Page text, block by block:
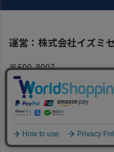
運営：株式会社イズミ
〒600-8007
京都市下京区四条通東洞院
日本生命四条ビル7階
※株式会社イズミセは、リ
【 受 付 】10:00～17:00